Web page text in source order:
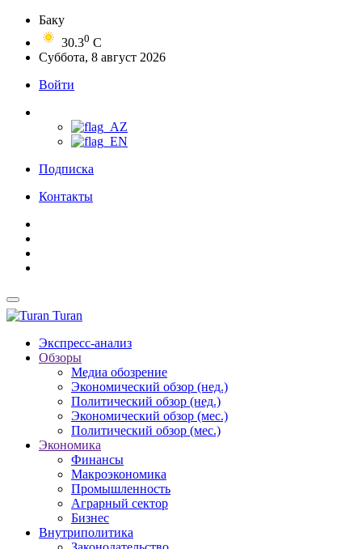
Баку
30.30 C
Суббота, 8 август 2026
Войти
Подписка
Контакты
Turan
Экспресс-анализ
Обзоры
Медиа обозрение
Экономический обзор (нед.)
Политический обзор (нед.)
Экономический обзор (мес.)
Политический обзор (мес.)
Экономика
Финансы
Макроэкономика
Промышленность
Аграрный сектор
Бизнес
Внутриполитика